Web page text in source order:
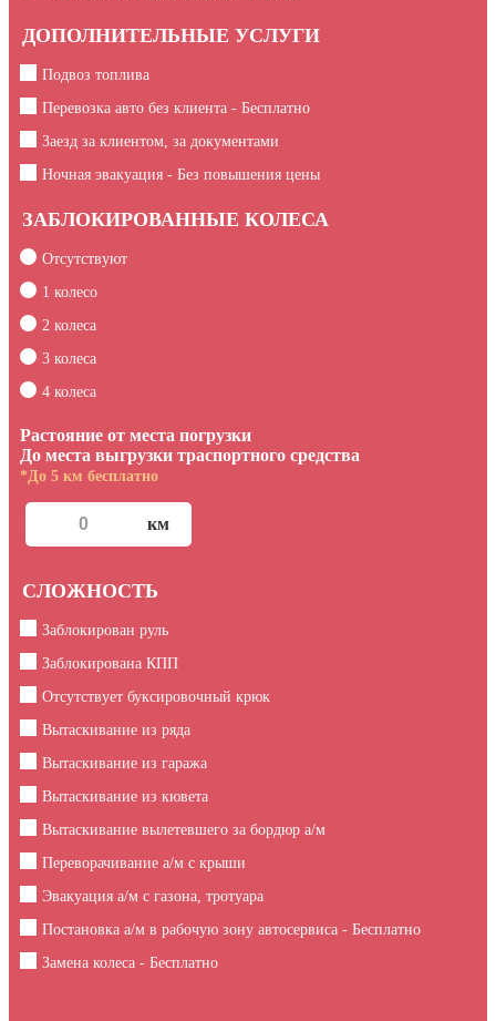
ДОПОЛНИТЕЛЬНЫЕ УСЛУГИ
Подвоз топлива
Перевозка авто без клиента - Бесплатно
Заезд за клиентом, за документами
Ночная эвакуация - Без повышения цены
ЗАБЛОКИРОВАННЫЕ КОЛЕСА
Отсутствуют
1 колесо
2 колеса
3 колеса
4 колеса
Растояние от места погрузки
До места выгрузки траспортного средства
*До 5 км бесплатно
СЛОЖНОСТЬ
Заблокирован руль
Заблокирована КПП
Отсутствует буксировочный крюк
Вытаскивание из ряда
Вытаскивание из гаража
Вытаскивание из кювета
Вытаскивание вылетевшего за бордюр а/м
Переворачивание а/м с крыши
Эвакуация а/м с газона, тротуара
Постановка а/м в рабочую зону автосервиса - Бесплатно
Замена колеса - Бесплатно